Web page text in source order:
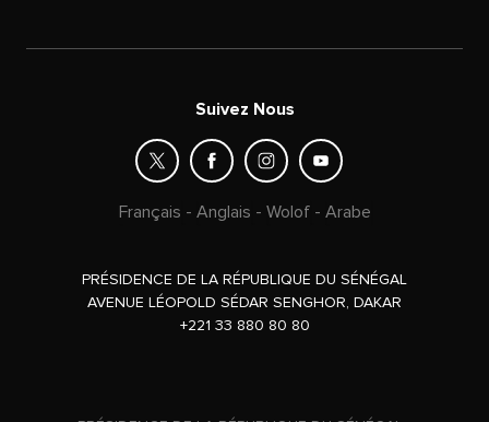
Suivez Nous
Français - Anglais - Wolof- Arabe
PRÉSIDENCE DE LA RÉPUBLIQUE DU SÉNÉGAL
AVENUE LÉOPOLD SÉDAR SENGHOR, DAKAR
+221 33 880 80 80